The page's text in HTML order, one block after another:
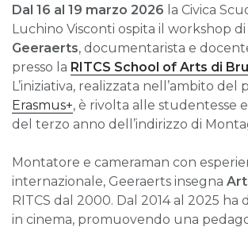
Dal 16 al 19 marzo 2026 la Civica
Luchino Visconti ospita il workshop di
Geeraerts, documentarista e
presso la RITCS School of Arts di
L’iniziativa, realizzata nell’ambito del
Erasmus+, è rivolta alle studentesse
del terzo anno dell’indirizzo di
Montatore e cameraman con
internazionale, Geeraerts insegna
RITCS dal 2000. Dal 2014 al 2025 ha
in cinema, promuovendo una